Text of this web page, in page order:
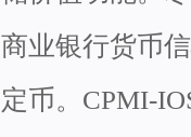
商业银行货币
定币。CPMI-